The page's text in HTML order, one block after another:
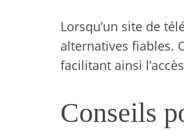
Lorsqu’un site de
alternatives fiables.
facilitant ainsi
Conseils
o
r